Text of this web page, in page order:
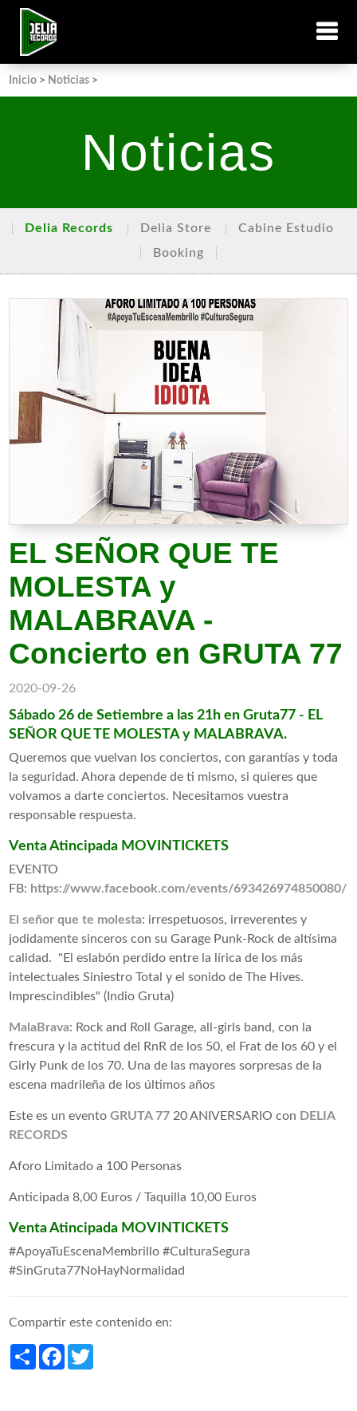
Inicio > Noticias >
Noticias
Delia Records Delia Store
Cabine Estudio
Booking
EL SEÑOR QUE TE
MOLESTA y
MALABRAVA -
Concierto en GRUTA 77
2020-09-26
Sábado 26 de Setiembre a las 21h enGruta77 - EL
SEÑOR QUE TE MOLESTAy MALABRAVA.
Queremos que vuelvan los conciertos, con garantías y toda
la seguridad. Ahora depende de ti mismo, si quieres que
volvamos a darte conciertos. Necesitamos vuestra
responsable respuesta.
Venta Atincipada MOVINTICKETS
EVENTO
FB: https://www.facebook.com/events/693426974850080/
El señor que te molesta: irrespetuosos, irreverentes y
jodidamente sinceros con su Garage Punk-Rock de altísima
calidad. "El eslabón perdido entre la lírica de los más
intelectuales Siniestro Total y el sonido de The Hives.
Imprescindibles" (Indio Gruta)
MalaBrava: Rock and Roll Garage, all-girls band, con la
frescura y la actitud del RnR de los 50, el Frat de los 60 y el
Girly Punk de los 70. Una de las mayores sorpresas de la
escena madrileña de los últimos años
Este es un eventoGRUTA 77 20 ANIVERSARIO con DELIA
RECORDS
Aforo Limitado a 100 Personas
Anticipada 8,00 Euros / Taquilla 10,00 Euros
Venta Atincipada MOVINTICKETS
#ApoyaTuEscenaMembrillo #CulturaSegura
#SinGruta77NoHayNormalidad
Compartir este contenido en:
ShareFacebook